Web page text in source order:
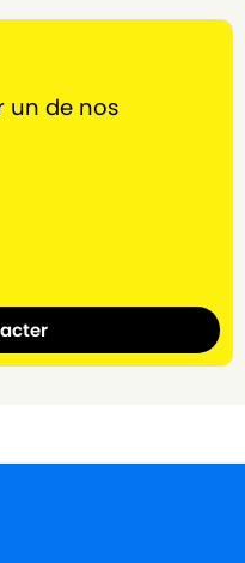
un de nos